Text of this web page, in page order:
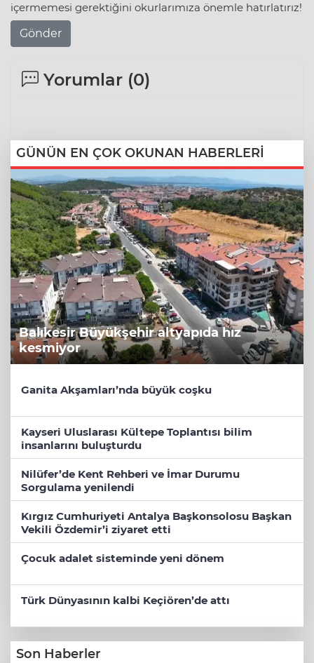
içermemesi gerektiğini okurlarımıza önemle hatırlatırız!
Gönder
Yorumlar (0)
GÜNÜN EN ÇOK OKUNAN HABERLERİ
Balıkesir Büyükşehir altyapıda hız
kesmiyor
Ganita Akşamları’nda büyük coşku
Kayseri Uluslarası Kültepe Toplantısı bilim
insanlarını buluşturdu
Nilüfer’de Kent Rehberi ve İmar Durumu
Sorgulama yenilendi
Kırgız Cumhuriyeti Antalya Başkonsolosu Başkan
Vekili Özdemir’i ziyaret etti
Çocuk adalet sisteminde yeni dönem
Türk Dünyasının kalbi Keçiören’de attı
Son Haberler